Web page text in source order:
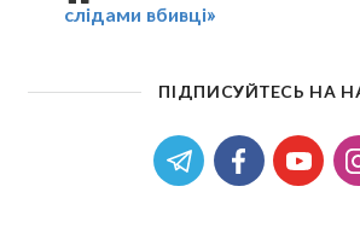
слідами вбивці»
ПІДПИСУЙТЕСЬ НА